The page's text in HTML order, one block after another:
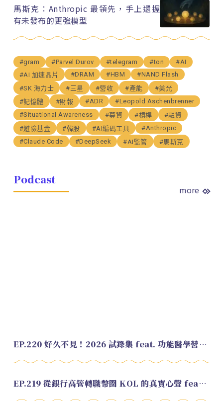
馬斯克：Anthropic 最領先，手上還握
有未發布的更強模型
#gram #Parvel Durov #telegram #ton
#AI
#AI 加速晶片
#DRAM #HBM
#NAND Flash
#SK 海力士
#三星 #營收 #產能
#美光
#記憶體
#財報 #ADR
#Leopold Aschenbrenner
#Situational Awareness
#募資 #槓桿
#融資
#避險基金
#韓股 #AI編碼工具
#Anthropic
#Claude Code
#DeepSeek #AI監管 #馬斯克
Podcast
more
EP.220 好久不見！2026 試錄集 feat. 功能醫學營養師 美寶
EP.219 從銀行高管轉職幣圈 KOL 的真實心聲 feat.龜大